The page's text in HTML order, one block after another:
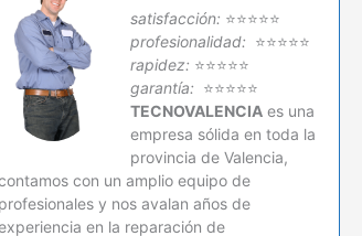
satisfacción: ⭐⭐⭐⭐⭐
profesionalidad: ⭐⭐⭐⭐⭐
rapidez: ⭐⭐⭐⭐⭐
garantía: ⭐⭐⭐⭐⭐
TECNOVALENCIAes una
empresa sólida en toda la
provincia de Valencia,
con un amplio equipo de
profesionales y nos avalan años de
en la reparación de